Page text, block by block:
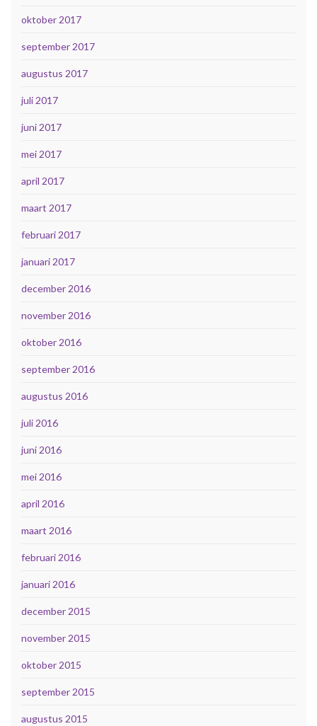
oktober 2017
september 2017
augustus 2017
juli 2017
juni 2017
mei 2017
april 2017
maart 2017
februari 2017
januari 2017
december 2016
november 2016
oktober 2016
september 2016
augustus 2016
juli 2016
juni 2016
mei 2016
april 2016
maart 2016
februari 2016
januari 2016
december 2015
november 2015
oktober 2015
september 2015
augustus 2015